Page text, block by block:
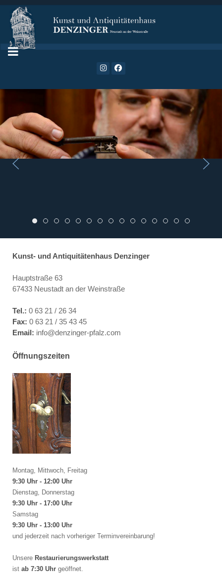
Bannerbild 1
Bannerbild 2
Bannerbild 3
Bannerbild 4
Bannerbild 5
Bannerbild 6
Bannerbild 7
Bannerbild 8
Bannerbild 9
Bannerbild 10
Bannerbild 11
Bannerbild 12
Bannerbild 13
Bannerbild 14
Kunst- und Antiquitätenhaus Denzinger
Hauptstraße 63
67433 Neustadt an der Weinstraße
Tel.: 0 63 21 / 26 34
Fax: 0 63 21 / 35 43 45
Email: info@denzinger-pfalz.com
Öffnungszeiten
Montag, Mittwoch, Freitag
9:30 Uhr - 12:00 Uhr
Dienstag, Donnerstag
9:30 Uhr - 17:00 Uhr
Samstag
9:30 Uhr - 13:00 Uhr
und jederzeit nach vorheriger Terminvereinbarung!
Unsere Restaurierungswerkstatt
ist ab 7:30 Uhr geöffnet.